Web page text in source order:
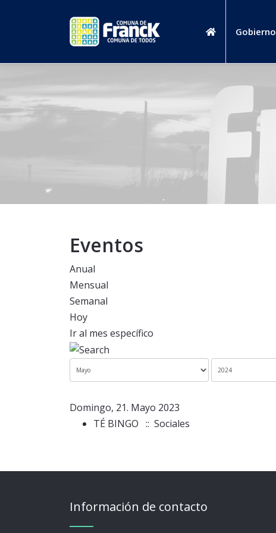
Gobierno
Eventos
Anual
Mensual
Semanal
Hoy
Ir al mes específico
Domingo, 21. Mayo 2023
TÉ BINGO :: Sociales
Información de contacto